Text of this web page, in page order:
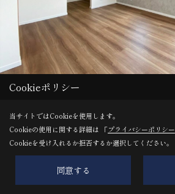
Cookieポリシー
当サイトではCookieを使用します。
Cookieの使用に関する詳細は 「プライバシーポリシー
Cookieを受け入れるか拒否するか選択してください。
同意する